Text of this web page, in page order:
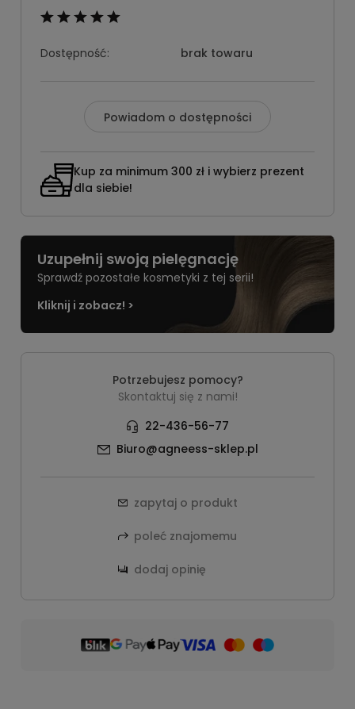
Dostępność: brak towaru
Powiadom o dostępności
Kup za minimum 300 zł i wybierz prezent
dla siebie!
Uzupełnij swoją pielęgnację
Sprawdź pozostałe kosmetyki z tej serii!
Kliknij i zobacz! >
Potrzebujesz pomocy?
Skontaktuj się z nami!
22-436-56-77
Biuro@agneess-sklep.pl
zapytaj o produkt
poleć znajomemu
dodaj opinię